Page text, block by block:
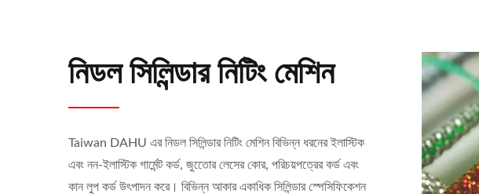
নিডল সিলিন্ডার নিটিং মেশিন
Taiwan DAHU এর নিডল সিলিন্ডার নিটিং মেশিন বিভিন্ন ধরনের ইলাস্টিক
এবং নন-ইলাস্টিক গার্মেন্ট কর্ড, জুতোের লেসের কোর, পরিচয়পত্রের কর্ড এবং
কান লুপ কর্ড উৎপাদন করে। বিভিন্ন আকার একাধিক সিলিন্ডার স্পেসিফিকেশন